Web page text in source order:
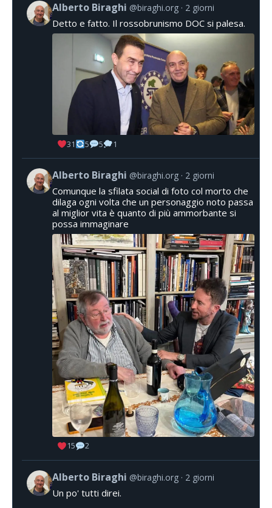
Alberto Biraghi @biraghi.org 2 giorni
Detto e fatto. Il rossobrunismo DOC si palesa.
31 5 5 1
Alberto Biraghi @biraghi.org 2 giorni
Comunque la sfilata social di foto col morto che
dilaga ogni volta che un personaggio noto passa
al miglior vita è quanto di più ammorbante si
possa immaginare
15 2
Alberto Biraghi @biraghi.org 2 giorni
Un po' tutti direi.